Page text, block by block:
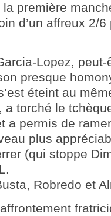
première
d’un affreux 2/
Lopez, peut-
presque
éteint au
a torché le
a permis de
plus
(qui stoppe
Robredo et